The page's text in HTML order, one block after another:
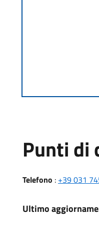
Punti di
Telefono : +39 031
Ultimo